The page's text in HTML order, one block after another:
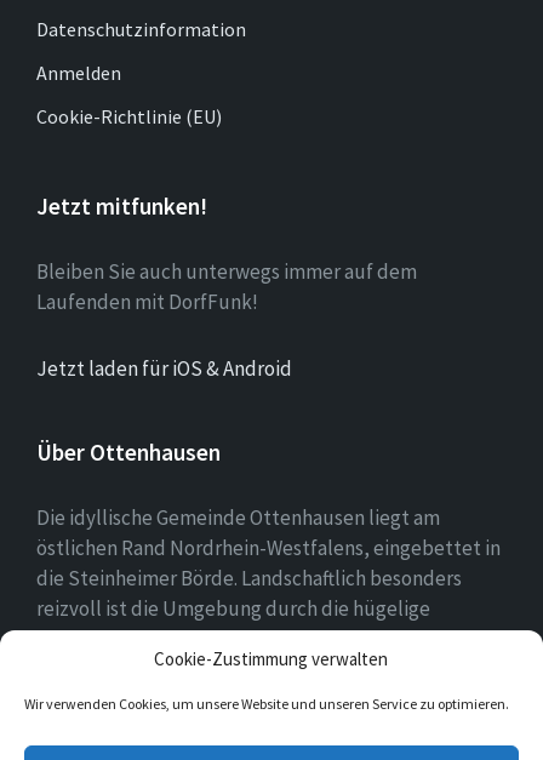
Cookie-Zustimmung verwalten
Wir verwenden Cookies, um unsere Website und unseren Service zu optimieren.
Datenschutzinformation
Anmelden
Cookie-Richtlinie (EU)
Jetzt mitfunken!
Bleiben Sie auch unterwegs immer auf dem
Laufenden mit DorfFunk!
Jetzt laden für iOS & Android
Über Ottenhausen
Die idyllische Gemeinde Ottenhausen liegt am
östlichen Rand Nordrhein-Westfalens, eingebettet in
die Steinheimer Börde. Landschaftlich besonders
reizvoll ist die Umgebung durch die hügelige
Landschaft des naheliegenden Eggegebirges als
Ausläufer des Teutoburger Waldes.